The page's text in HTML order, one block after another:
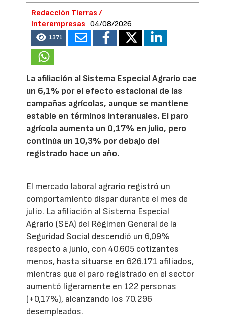
Redacción Tierras /
Interempresas
04/08/2026
1371
La afiliación al Sistema Especial Agrario cae
un 6,1% por el efecto estacional de las
campañas agrícolas, aunque se mantiene
estable en términos interanuales. El paro
agrícola aumenta un 0,17% en julio, pero
continúa un 10,3% por debajo del
registrado hace un año.
El mercado laboral agrario registró un
comportamiento dispar durante el mes de
julio. La afiliación al Sistema Especial
Agrario (SEA) del Régimen General de la
Seguridad Social descendió un 6,09%
respecto a junio, con 40.605 cotizantes
menos, hasta situarse en 626.171 afiliados,
mientras que el paro registrado en el sector
aumentó ligeramente en 122 personas
(+0,17%), alcanzando los 70.296
desempleados.